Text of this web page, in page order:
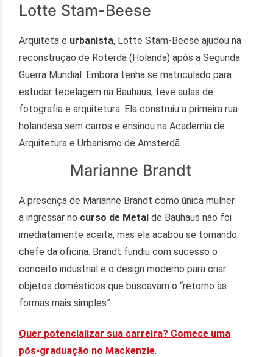
Lotte Stam-Beese
Arquiteta e urbanista, Lotte Stam-Beese ajudou na
reconstrução de Roterdã (Holanda) após a Segunda
Guerra Mundial. Embora tenha se matriculado para
estudar tecelagem na Bauhaus, teve aulas de
fotografia e arquitetura. Ela construiu a primeira rua
holandesa sem carros e ensinou na Academia de
Arquitetura e Urbanismo de Amsterdã.
Marianne Brandt
A presença de Marianne Brandt como única mulher
a ingressar no curso de Metal de Bauhaus não foi
imediatamente aceita, mas ela acabou se tornando
chefe da oficina. Brandt fundiu com sucesso o
conceito industrial e o design moderno para criar
objetos domésticos que buscavam o “retorno às
formas mais simples”.
Quer potencializar sua carreira? Comece uma
pós-graduação no Mackenzie.